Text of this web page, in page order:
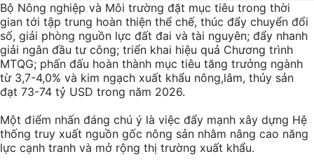
Bộ Nông nghiệp và Môi trường đặt mục tiêu trong thời
gian tới tập trung hoàn thiện thể chế, thúc đẩy chuyển đổi
số, giải phòng nguồn lực đất đai và tài nguyên; đẩy nhanh
giải ngân đầu tư công; triển khai hiệu quả Chương trình
MTQG; phấn đấu hoàn thành mục tiêu tăng trưởng ngành
từ 3,7-4,0% và kim ngạch xuất khẩu nông,lâm, thủy sản
đạt 73-74 tỷ USD trong năm 2026.
Một điểm nhấn đáng chú ý là việc đẩy mạnh xây dựng Hệ
thống truy xuất nguồn gốc nông sản nhằm nâng cao năng
lực cạnh tranh và mở rộng thị trường xuất khẩu.